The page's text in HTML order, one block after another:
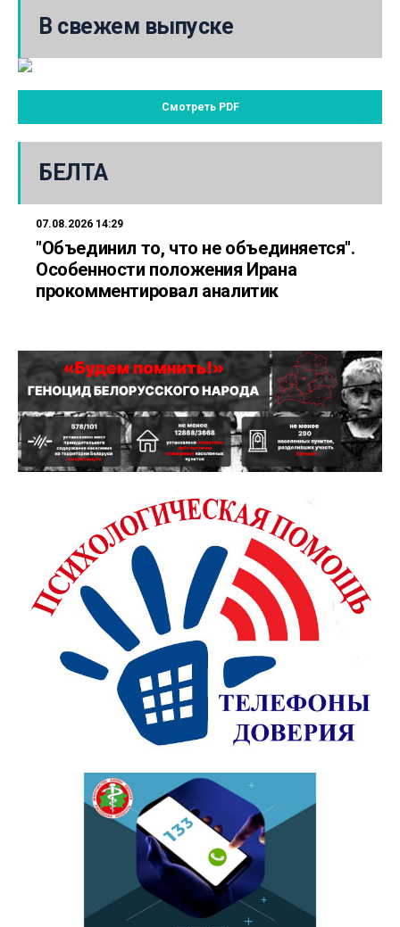
В свежем выпуске
Смотреть PDF
БЕЛТА
07.08.2026 14:29
"Объединил то, что не объединяется".
Особенности положения Ирана
прокомментировал аналитик